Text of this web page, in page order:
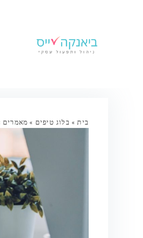
בית» בלוג טיפים » מאמרים